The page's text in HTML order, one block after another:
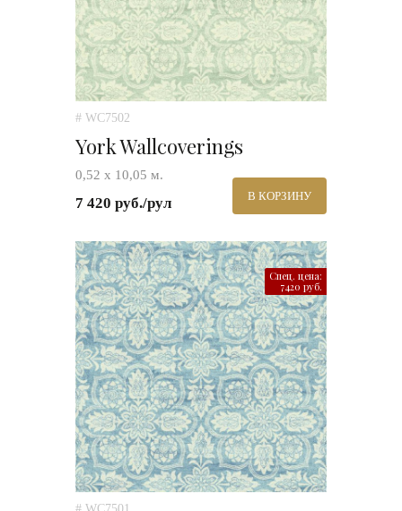
# WC7502
York Wallcoverings
0,52 х 10,05 м.
7 420 руб./рул В КОРЗИНУ
Спец. цена:
7420 руб.